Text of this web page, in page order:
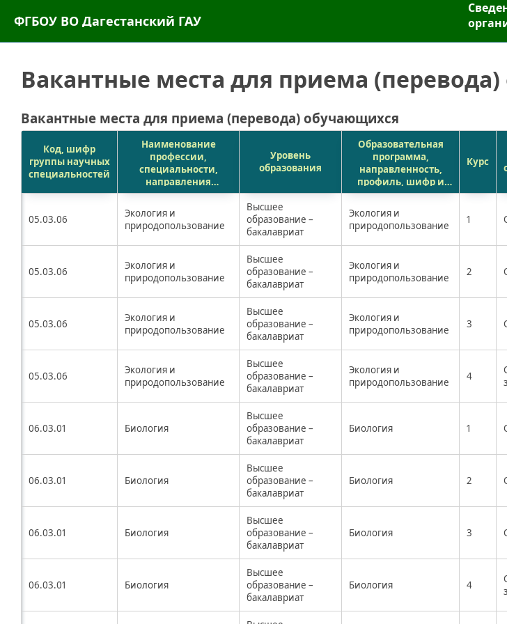
ФГБОУ ВО Дагестанский ГАУ
Вакантные места для приема
Вакантные места для приема (перевода) обучающихся
Код, шифр
группы научных
специальностей
Наименование
профессии,
специальности,
направления
подготовки,
группы научных
специальностей
Уровень
образования
Образовательная
программа,
направленность,
профиль, шифр и
наименование
специальности
Курс
05.03.06
Экология и
природопользование
Высшее
образование –
бакалавриат
Экология и
природопользование
1
05.03.06
Экология и
природопользование
Высшее
образование –
бакалавриат
Экология и
природопользование
2
05.03.06
Экология и
природопользование
Высшее
образование –
бакалавриат
Экология и
природопользование
3
05.03.06
Экология и
природопользование
Высшее
образование –
бакалавриат
Экология и
природопользование
4
06.03.01 Биология
Высшее
образование –
бакалавриат
Биология 1
06.03.01 Биология
Высшее
образование –
бакалавриат
Биология 2
06.03.01 Биология
Высшее
образование –
бакалавриат
Биология 3
06.03.01 Биология
Высшее
образование –
бакалавриат
Биология 4